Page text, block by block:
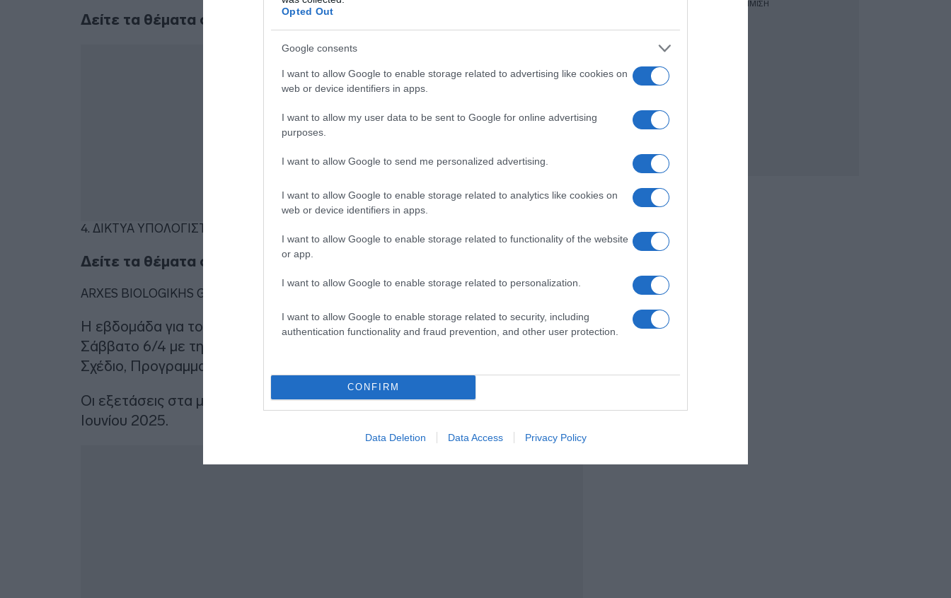
Opted Out
Google consents
I want to allow Google to enable storage related to advertising like cookies on
web or device identifiers in apps.
I want to allow my user data to be sent to Google for online advertising
purposes.
I want to allow Google to send me personalized advertising.
I want to allow Google to enable storage related to analytics like cookies on
web or device identifiers in apps.
I want to allow Google to enable storage related to functionality of the website
or app.
I want to allow Google to enable storage related to personalization.
I want to allow Google to enable storage related to security, including
authentication functionality and fraud prevention, and other user protection.
CONFIRM
Data Deletion Data Access Privacy Policy
Δείτε τα θέματα στα Δίκτυα Υπολογιστών:
4. ΔΙΚΤΥΑ ΥΠΟΛΟΓΙΣΤΩΝ 2026
Δείτε τα θέματα στις Αρχές Βιολογικής Γεωργίας
ARXES BIOLOGIKHS GEWRGIAS_2026_2
Η εβδομάδα για τους υποψηφίους των ΕΠΑΛ θα τελειώσει το ερχόμενο
Σάββατο 6/4 με την εξέταση στα μαθήματα: Ηλεκτροτεχνία 2, Αρχιτεκτονικό
Σχέδιο, Προγραμματισμός Υπολογιστών και Ιστορία Σύγχρονης Τέχνης.
Οι εξετάσεις στα μαθήματα ειδικότητας θα συνεχιστούν μέχρι τη Δευτέρα 15
Ιουνίου 2025.
ΔΙΑΦΗΜΙΣΗ